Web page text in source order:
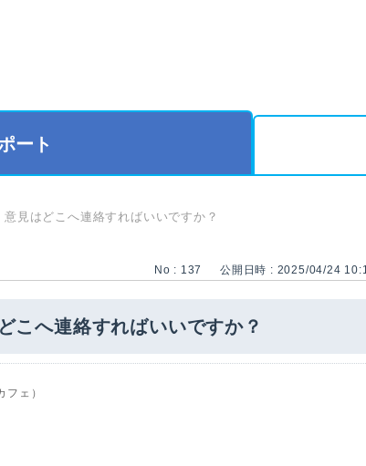
ート
見はどこへ連絡すればいいですか？
No : 137 公開日時 : 2025/04/24
こへ連絡すればいいですか？
ェ）